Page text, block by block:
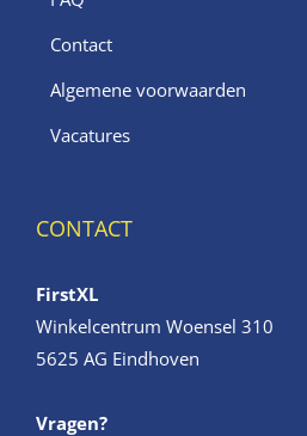
Contact
Algemene voorwaarden
Vacatures
CONTACT
FirstXL
Winkelcentrum Woensel 310
5625 AG Eindhoven
Vragen?